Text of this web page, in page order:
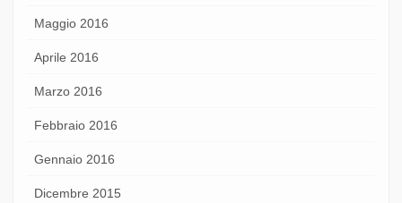
Maggio 2016
Aprile 2016
Marzo 2016
Febbraio 2016
Gennaio 2016
Dicembre 2015